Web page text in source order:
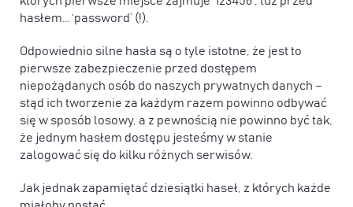
hasłem… ‘password’ (!).
Odpowiednio silne hasła są o tyle istotne, że jest to
pierwsze zabezpieczenie przed dostępem
niepożądanych osób do naszych prywatnych danych –
stąd ich tworzenie za każdym razem powinno odbywać
się w sposób losowy, a z pewnością nie powinno być tak,
że jednym hasłem dostępu jesteśmy w stanie
zalogować się do kilku różnych serwisów.
Jak jednak zapamiętać dziesiątki haseł, z których każde